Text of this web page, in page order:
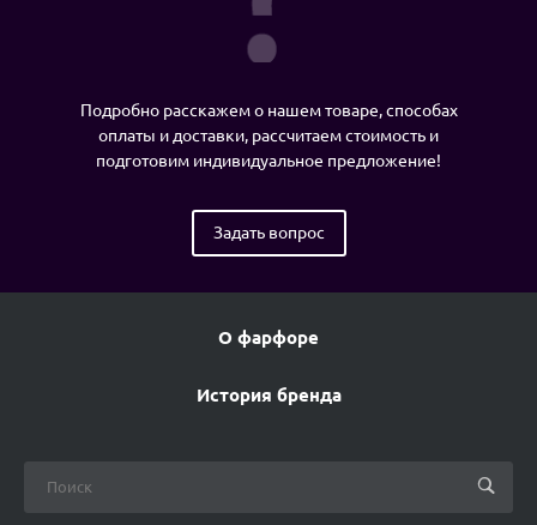
Подробно расскажем о нашем товаре, способах
оплаты и доставки, рассчитаем стоимость и
подготовим индивидуальное предложение!
Задать вопрос
О фарфоре
История бренда